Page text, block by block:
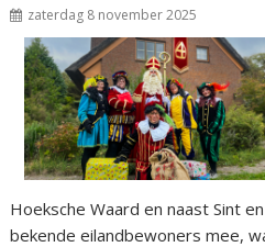
zaterdag 8 november 2025
Hoeksche Waard en naast Sint
bekende eilandbewoners mee,